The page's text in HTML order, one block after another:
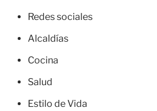
Redes sociales
Alcaldías
Cocina
Salud
Estilo de Vida